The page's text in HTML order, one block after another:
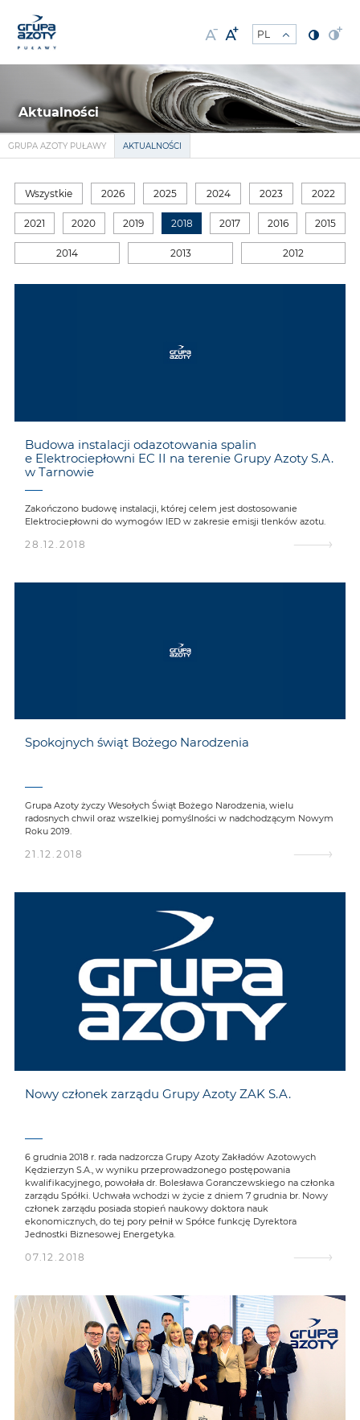
Aktualności
GRUPA AZOTY PUŁAWY AKTUALNOŚCI
Wszystkie 2026 2025 2024 2023 2022
2021 2020 2019 2018 2017 2016 2015
2014 2013 2012
Budowa instalacji odazotowania spalin
e Elektrociepłowni EC II na terenie Grupy Azoty S.A.
w Tarnowie
Zakończono budowę instalacji, której celem jest dostosowanie
Elektrociepłowni do wymogów IED w zakresie emisji tlenków azotu.
28.12.2018
Spokojnych świąt Bożego Narodzenia
Grupa Azoty życzy Wesołych Świąt Bożego Narodzenia, wielu
radosnych chwil oraz wszelkiej pomyślności w nadchodzącym Nowym
Roku 2019.
21.12.2018
Nowy członek zarządu Grupy Azoty ZAK S.A.
6 grudnia 2018 r. rada nadzorcza Grupy Azoty Zakładów Azotowych
Kędzierzyn S.A., w wyniku przeprowadzonego postępowania
kwalifikacyjnego, powołała dr. Bolesława Goranczewskiego na członka
zarządu Spółki. Uchwała wchodzi w życie z dniem 7 grudnia br. Nowy
członek zarządu posiada stopień naukowy doktora nauk
ekonomicznych, do tej pory pełnił w Spółce funkcję Dyrektora
Jednostki Biznesowej Energetyka.
07.12.2018